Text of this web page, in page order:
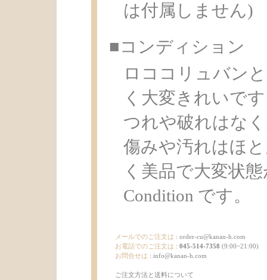
は付属しません)
■コンディション
ロココリュバン
く大変きれいで
つれや破れはな
傷みや汚れはほ
く美品で大変状
Condition です。
メールでのご注文は : order-cu@kanan-h.com
お電話でのご注文は : 045-514-7358 (9:00~21:00)
お問合せは : info@kanan-h.com
ご注文方法と送料について